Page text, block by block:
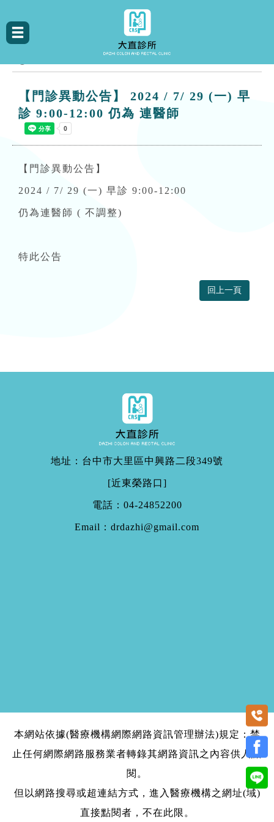
【門診異動公告】 2024 / 7/ 29 (一) 早
診 9:00-12:00 仍為 連醫師
【門診異動公告】
2024 / 7/ 29 (一) 早診 9:00-12:00
仍為連醫師 ( 不調整)
特此公告
回上一頁
地址：台中市大里區中興路二段349號
[近東榮路口]
電話： 04-24852200
Email： drdazhi@gmail.com
本網站依據(醫療機構網際網路資訊管理辦法)規定：禁
止任何網際網路服務業者轉錄其網路資訊之內容供人點
閱。
但以網路搜尋或超連結方式，進入醫療機構之網址(域)
直接點閱者，不在此限。